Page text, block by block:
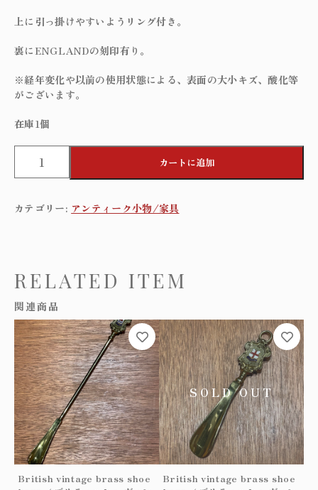
上に引っ掛けやすいようリング付き。
裏にENGLANDの刻印有り。
※経年変化や以前の使用状態による、表面の大小キズ、酸化等
がございます。
在庫1個
i
i
i
n
t
a
g
e
b
r
a
s
s
s
h
o
e
カートに追加
カテゴリー: アンティーク小物/家具
RELATED ITEM
関連商品
British vintage brass shoe
British vintage brass shoe